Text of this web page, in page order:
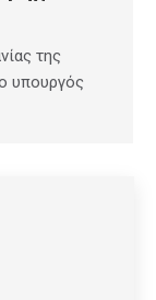
της
υπουργός